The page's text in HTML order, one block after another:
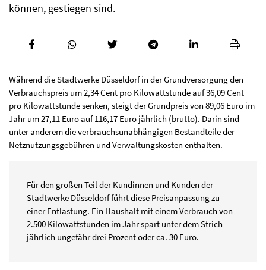
können, gestiegen sind.
Während die Stadtwerke Düsseldorf in der Grundversorgung den
Verbrauchspreis um 2,34 Cent pro Kilowattstunde auf 36,09 Cent
pro Kilowattstunde senken, steigt der Grundpreis von 89,06 Euro im
Jahr um 27,11 Euro auf 116,17 Euro jährlich (brutto). Darin sind
unter anderem die verbrauchsunabhängigen Bestandteile der
Netznutzungsgebühren und Verwaltungskosten enthalten.
Für den großen Teil der Kundinnen und Kunden der
Stadtwerke Düsseldorf führt diese Preisanpassung zu
einer Entlastung. Ein Haushalt mit einem Verbrauch von
2.500 Kilowattstunden im Jahr spart unter dem Strich
jährlich ungefähr drei Prozent oder ca. 30 Euro.